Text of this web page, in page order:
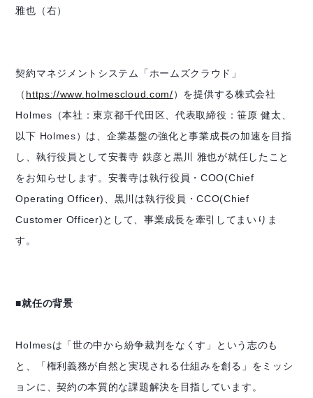
雅也（右）
契約マネジメントシステム「ホームズクラウド」
（ https://www.holmescloud.com/）を提供する株式会社
Holmes（本社：東京都千代田区、代表取締役：笹原 健太、
以下 Holmes）は、企業基盤の強化と事業成長の加速を目指
し、執行役員として安養寺 鉄彦と黒川 雅也が就任したこと
をお知らせします。安養寺は執行役員・COO(Chief
Operating Officer)、黒川は執行役員・CCO(Chief
Customer Officer)として、事業成長を牽引してまいりま
す。
■就任の背景
Holmesは「世の中から紛争裁判をなくす」という志のも
と、「権利義務が自然と実現される仕組みを創る」をミッシ
ョンに、契約の本質的な課題解決を目指しています。